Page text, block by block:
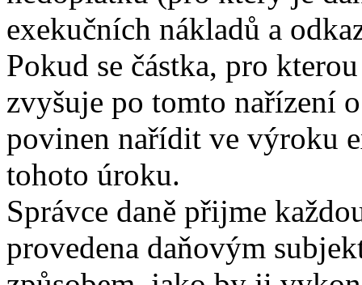
exekučních nákladů a
Pokud se částka, pro
zvyšuje po tomto nařízení
povinen nařídit ve výroku
tohoto úroku.
Správce daně přijme
provedena daňovým